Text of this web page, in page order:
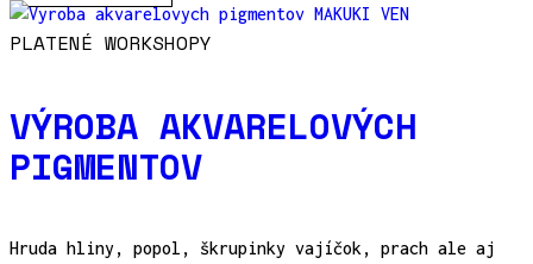
PLATENÉ WORKSHOPY
VÝROBA AKVARELOVÝCH
PIGMENTOV
Hruda hliny, popol, škrupinky vajíčok, prach ale aj